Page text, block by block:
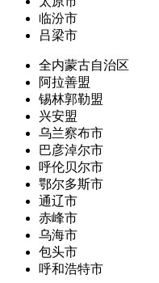
临汾市
吕梁市
全内蒙古自治区
阿拉善盟
锡林郭勒盟
兴安盟
乌兰察布市
巴彦淖尔市
呼伦贝尔市
鄂尔多斯市
通辽市
赤峰市
乌海市
包头市
呼和浩特市